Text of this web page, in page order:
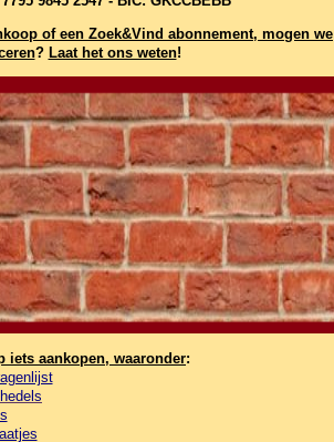
of een Zoek&Vind abonnement, mogen we
? Laat het ons weten!
iets aankopen, waaronder: